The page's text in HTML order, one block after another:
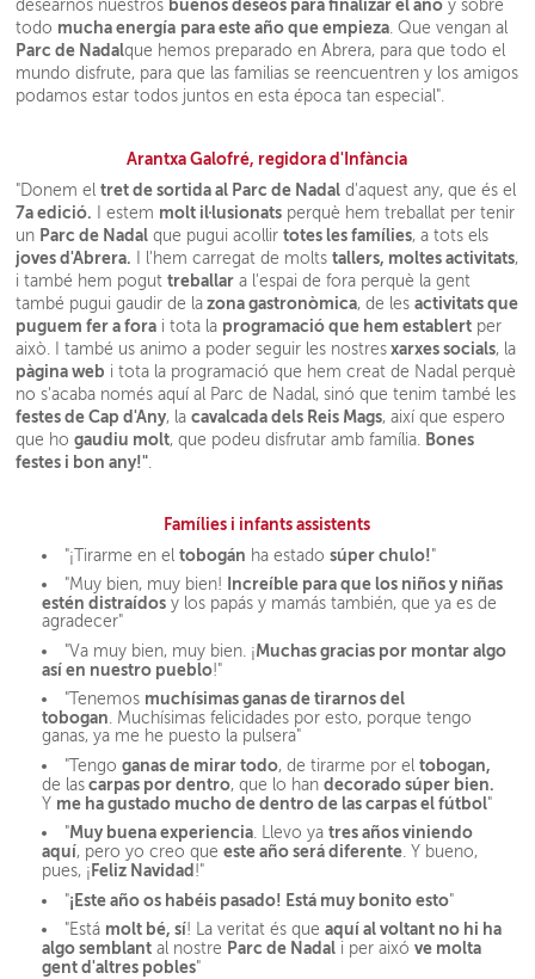
desearnos nuestros buenos deseos para finalizar el año y sobre
todo mucha energía para este año que empieza. Que vengan al
Parc de Nadalque hemos preparado en Abrera, para que todo el
mundo disfrute, para que las familias se reencuentren y los amigos
podamos estar todos juntos en esta época tan especial".
Arantxa Galofré, regidora d'Infància
"Donem eltret de sortida al Parc de Nadal d'aquest any, que és el
7a edició. I estem molt il·lusionats perquè hem treballat per tenir
un Parc de Nadal que pugui acollirtotes les famílies, a tots els
joves d'Abrera. I l'hem carregat de moltstallers, moltes activitats,
i també hem poguttreballar a l'espai de fora perquè la gent
també pugui gaudir de la zona gastronòmica, de lesactivitats que
puguem fer a fora i tota la programació que hem establert per
això. I també us animo a poder seguir les nostres xarxes socials, la
pàgina web i tota la programació que hem creat de Nadal perquè
no s'acaba només aquí al Parc de Nadal, sinó que tenim també les
festes de Cap d'Any, lacavalcada dels Reis Mags, així que espero
que hogaudiu molt, que podeu disfrutar amb família. Bones
festes i bon any!"
Famílies i infants assistents
"¡Tirarme en eltobogán ha estadosúper chulo!"
"Muy bien, muy bien!
Increíble para que los niños y niñas
estén distraídos y los papás y mamás también, que ya es de
agradecer"
"Va muy bien, muy bien. ¡Muchas gracias por montar algo
así en nuestro pueblo!"
"Tenemos muchísimas ganas de tirarnos del
tobogan. Muchísimas felicidades por esto, porque tengo
ganas, ya me he puesto la pulsera"
"Tengoganas de mirar todo, de tirarme por eltobogan,
de las carpas por dentro, que lo handecorado súper bien.
Y me ha gustado mucho de dentro de las carpas el fútbol"
"Muy buena experiencia. Llevo yatres años viniendo
aquí, pero yo creo queeste año será diferente. Y bueno,
pues, ¡ Feliz Navidad !"
"¡Este año os habéis pasado! Está muy bonito esto"
"Está molt bé, sí! La veritat és queaquí al voltant no hi ha
algo semblant al nostre Parc de Nadal i per aixóve molta
gent d'altres pobles"